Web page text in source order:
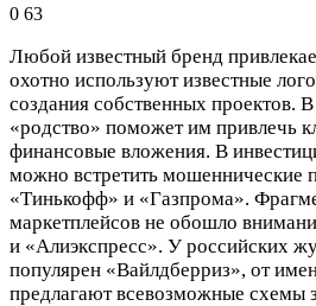
0 63
Любой известный бренд
охотно используют известные
создания собственных проектов.
«родство» поможет им привлечь
финансовые вложения. В
можно встретить мошеннические
«Тинькофф» и «Газпрома».
маркетплейсов не обошло
и «Алиэкспресс». У российских
популярен «Вайлдберриз», от
предлагают всевозможные схемы